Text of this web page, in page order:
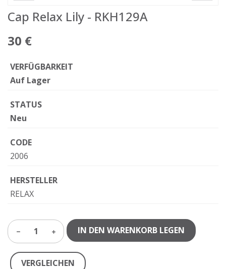
Cap Relax Lily - RKH129A
30 €
VERFÜGBARKEIT
Auf Lager
STATUS
Neu
CODE
2006
HERSTELLER
RELAX
1 IN DEN WARENKORB LEGEN
VERGLEICHEN